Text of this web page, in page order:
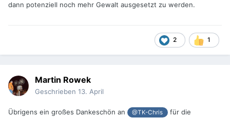
dann potenziell noch mehr Gewalt ausgesetzt zu werden.
2 1
Martin Rowek
Geschrieben 13. April
Übrigens ein großes Dankeschön an @TK-Chris
für die